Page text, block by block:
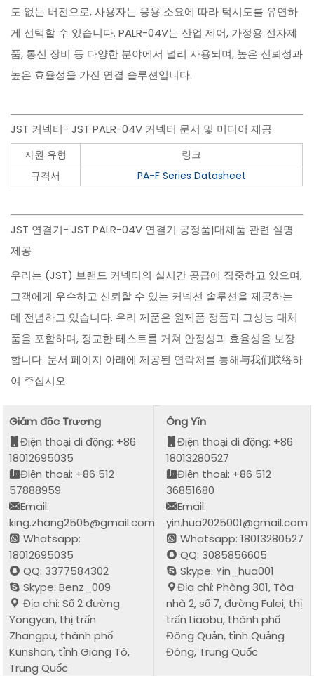
도 없는 버전으로, 사용자는 응용 소요에 따라 턱시도를 유연하
게 선택할 수 있습니다. PALR-04V는 산업 제어, 가정용 전자제
품, 통신 장비 등 다양한 분야에서 널리 사용되며, 높은 신뢰성과
높은 효율성을 가진 연결 솔루션입니다.
JST 커넥터- JST PALR-04V 커넥터 문서 및 미디어 제공
자원 유형
링크
규격서
PA-F Series Datasheet
JST 연결기- JST PALR-04V 연결기 공정품|대체품 관련 설명
제공
우리는 (JST) 브랜드 커넥터의 실시간 공급에 집중하고 있으며,
고객에게 우수하고 신뢰할 수 있는 커넥션 솔루션을 제공하는
데 전념하고 있습니다. 우리 제품은 원제품 정품과 고성능 대체
품을 포함하며, 정교한 테스트를 거쳐 안정성과 효율성을 보장
합니다. 문서 페이지 아래에 제공된 연락처를 통해与我们联络하
여 주십시오.
Giám đốc Trương
Điện thoại di động: +86
18012695035
Điện thoại: +86 512
57888959
Email:
king.zhang2505@gmail.com
Whatsapp:
18012695035
QQ: 3377584302
Skype: Benz_009
Địa chỉ: Số 2 đường
Yongyan, thị trấn
Zhangpu, thành phố
Kunshan, tỉnh Giang Tô,
Trung Quốc
Ông Yǐn
Điện thoại di động: +86
18013280527
Điện thoại: +86 512
36851680
Email:
yin.hua2025001@gmail.com
Whatsapp: 18013280527
QQ: 3085856605
Skype: Yin_hua001
Địa chỉ: Phòng 301, Tòa
nhà 2, số 7, đường Fulei, thị
trấn Liaobu, thành phố
Đông Quản, tỉnh Quảng
Đông, Trung Quốc